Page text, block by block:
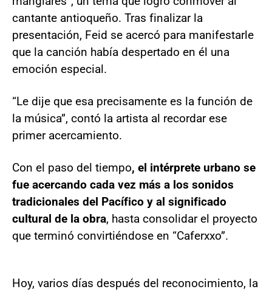
cantante antioqueño. Tras finalizar la
presentación, Feid se acercó para manifestarle
que la canción había despertado en él una
emoción especial.
“Le dije que esa precisamente es la función de
la música”, contó la artista al recordar ese
primer acercamiento.
Con el paso del tiempo, el intérprete urbano se
fue acercando cada vez más a los sonidos
tradicionales del Pacífico y al significado
cultural de la obra, hasta consolidar el proyecto
que terminó convirtiéndose en “Caferxxo”.
Hoy, varios días después del reconocimiento, la